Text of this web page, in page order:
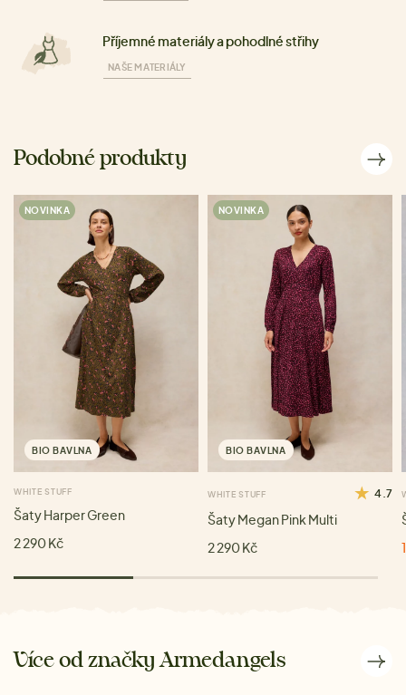
Příjemné materiály a pohodlné střihy
NAŠE MATERIÁLY
Podobné produkty
NOVINKA
BIO BAVLNA
WHITE STUFF
Šaty Harper Green
2 290 Kč
NOVINKA
BIO BAVLNA
WHITE STUFF 4.7
Šaty Megan Pink Multi
2 290 Kč
Více od značky Armedangels